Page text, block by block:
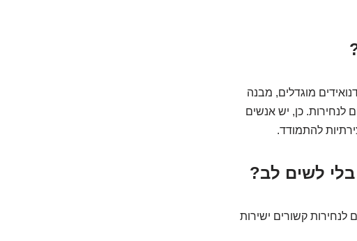
מוגדלים, מבנה
לנחירות. כן, יש אנשים
להתמודד.
לנחירות קשורים ישירות